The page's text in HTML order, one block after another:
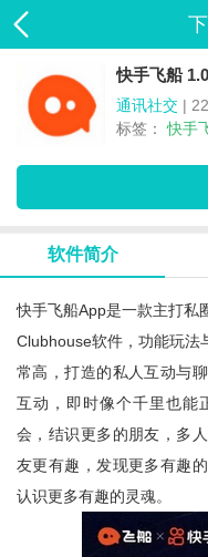
快手飞船 1.0
通讯社交 |
标签：快手
软件简介
快手飞船app是一款主打私
Clubhouse软件，功能玩法
常高，打造的私人互动与
互动，即时像个千里也能
会，结识更多的朋友，多
友更有趣，发现更多有趣
认识更多有趣的灵魂。